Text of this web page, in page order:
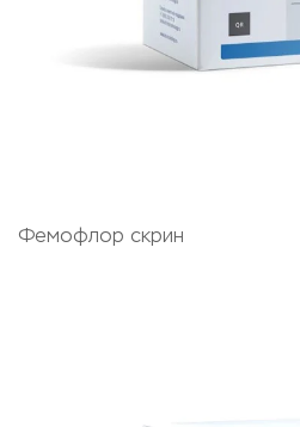
Фемофлор скрин